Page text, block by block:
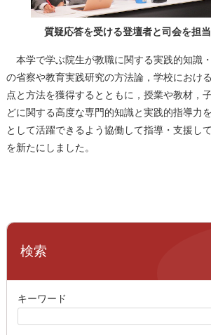
質疑応答を受ける登壇者と司会を担
本学で学ぶ院生が教職に関する実践的知識
の省察や教育実践研究の方法論，学校におけ
点と方法を獲得するとともに，授業や教材，
どに関する高度な専門的知識と実践的指導力
として活躍できるよう協働して指導・支援し
を新たにしました。
検索
キーワード